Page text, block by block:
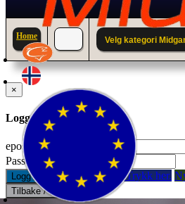
Home Velg kategori
×
Logg inn til din konto.
epostadresse:
Passord:
Logg inn Glemt passord? Trykk her.
Tilbake / Lukk